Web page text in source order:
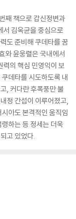
째 책으로 갑신정변과
서 김옥균을 중심으로
도 준비해 쿠데타를 꿈
와 윤웅렬은 국내에서
력의 핵심 민영익이 보
데타를 시도하도록 내
, 커다란 후폭풍만 불
정 간섭이 이루어졌고,
아도 본격적인 움직임
하는 등 정세는 더욱
고 있었다.